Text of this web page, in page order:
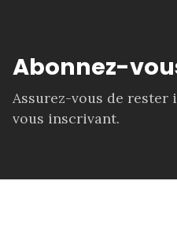
Abonnez-
Assurez-vous de
vous inscrivant.